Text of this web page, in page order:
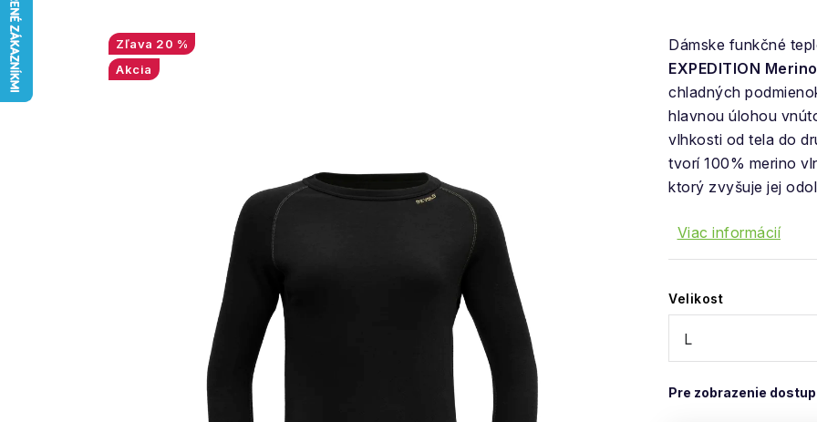
Dámske funkčné
EXPEDITION
chladných
hlavnou úlohou
vlhkosti od tela do
tvorí 100% merino
ktorý zvyšuje jej
Viac informácií
Velikost
20 %
Akcia